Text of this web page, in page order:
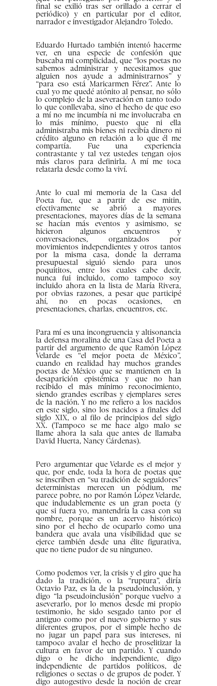
final se exilió tras ser orillado a cerrar el
periódico) y en particular por el editor,
narrador e investigador Alejandro Toledo.
Eduardo Hurtado también intentó hacerme
ver, en una especie de confesión que
buscaba mi complicidad, que “los poetas no
sabemos administrar y necesitamos que
alguien nos ayude a administrarnos” y
“para eso está Maricarmen Férez”. Ante lo
cual yo me quedé atónito al pensar, no sólo
lo complejo de la aseveración en tanto todo
lo que conllevaba, sino el hecho de que eso
a mí no me incumbía ni me involucraba en
lo más mínimo, puesto que ni ella
administraba mis bienes ni recibía dinero ni
crédito alguno en relación a lo que él me
compartía. Fue una experiencia
contrastante y tal vez ustedes tengan ojos
más claros para definirla. A mí me toca
relatarla desde como la viví.
Ante lo cual mi memoria de la Casa del
Poeta fue, que a partir de ese mitin,
efectivamente se abrió a mayores
presentaciones, mayores días de la semana
se hacían más eventos y asimismo, se
hicieron algunos encuentros y
conversaciones, organizados por
movimientos independientes y otros tantos
por la misma casa, donde la derrama
presupuestal siguió siendo para unos
poquititos, entre los cuales cabe decir,
nunca fui incluido, como tampoco soy
incluido ahora en la lista de María Rivera,
por obvias razones, a pesar que participé
ahí, no en pocas ocasiones, en
presentaciones, charlas, encuentros, etc.
Para mí es una incongruencia y altisonancia
la defensa moralina de una Casa del Poeta a
partir del argumento de que Ramón López
Velarde es “el mejor poeta de México”,
cuando en realidad hay muchos grandes
poetas de México que se mantienen en la
desaparición epistémica y que no han
recibido el más mínimo reconocimiento,
siendo grandes escribas y ejemplares seres
de la nación. Y no me refiero a los nacidos
en este siglo, sino los nacidos a finales del
siglo XIX, o al filo de principios del siglo
XX. (Tampoco se me hace algo malo se
llame ahora la sala que antes de llamaba
David Huerta, Nancy Cárdenas).
Pero argumentar que Velarde es el mejor y
que, por ende, toda la hora de poetas que
se inscriben en “su tradición de seguidores”
deterministas merecen un pódium, me
parece pobre, no por Ramón López Velarde,
que indudablemente es un gran poeta (y
que si fuera yo, mantendría la casa con su
nombre, porque es un acervo histórico)
sino por el hecho de ocuparlo como una
bandera que avala una visibilidad que se
ejerce también desde una élite figurativa,
que no tiene pudor de su ninguneo.
Como podemos ver, la crisis y el giro que ha
dado la tradición, o la “ruptura”, diría
Octavio Paz, es la de la pseudoinclusión, y
digo “la pseudoinclusión” porque vuelvo a
aseverarlo, por lo menos desde mi propio
testimonio, he sido sesgado tanto por el
antiguo como por el nuevo gobierno y sus
diferentes grupos, por el simple hecho de
no jugar un papel para sus intereses, ni
tampoco avalar el hecho de proselitizar la
cultura en favor de un partido. Y cuando
digo o he dicho independiente, digo
independiente de partidos políticos, de
religiones o sectas o de grupos de poder. Y
digo autogestivo desde la noción de crear